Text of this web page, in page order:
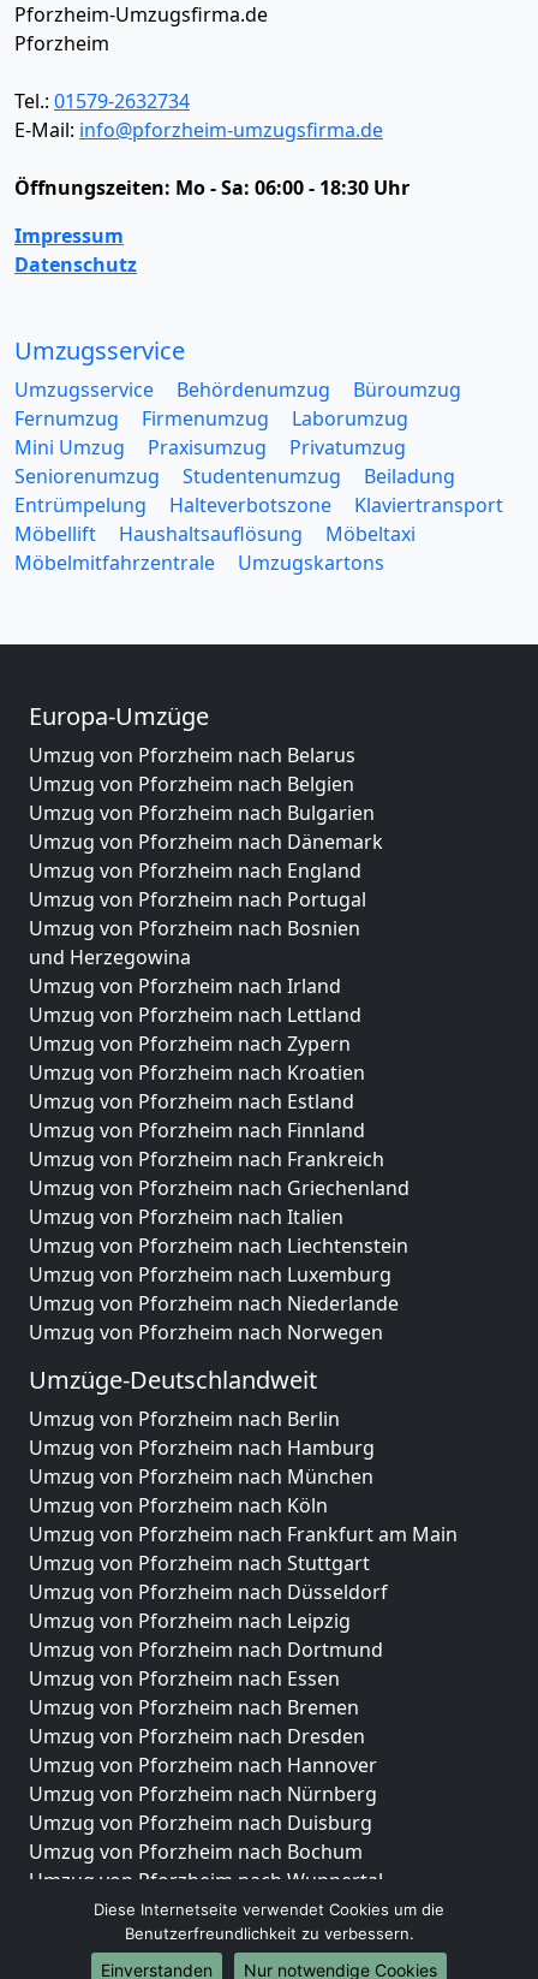
Pforzheim-Umzugsfirma.de
Pforzheim
Tel.: 01579-2632734
E-Mail: info@pforzheim-umzugsfirma.de
Öffnungszeiten: Mo - Sa: 06:00 - 18:30 Uhr
Impressum
Datenschutz
Umzugsservice
Umzugsservice Behördenumzug
Büroumzug
Fernumzug
Firmenumzug
Laborumzug
Mini Umzug
Praxisumzug
Privatumzug
Seniorenumzug
Studentenumzug
Beiladung
Entrümpelung
Halteverbotszone
Klaviertransport
Möbellift
Haushaltsauflösung
Möbeltaxi
Möbelmitfahrzentrale
Umzugskartons
Europa-Umzüge
Umzug von Pforzheim nach Belarus
Umzug von Pforzheim nach Belgien
Umzug von Pforzheim nach Bulgarien
Umzug von Pforzheim nach Dänemark
Umzug von Pforzheim nach England
Umzug von Pforzheim nach Portugal
Umzug von Pforzheim nach Bosnien
und Herzegowina
Umzug von Pforzheim nach Irland
Umzug von Pforzheim nach Lettland
Umzug von Pforzheim nach Zypern
Umzug von Pforzheim nach Kroatien
Umzug von Pforzheim nach Estland
Umzug von Pforzheim nach Finnland
Umzug von Pforzheim nach Frankreich
Umzug von Pforzheim nach Griechenland
Umzug von Pforzheim nach Italien
Umzug von Pforzheim nach Liechtenstein
Umzug von Pforzheim nach Luxemburg
Umzug von Pforzheim nach Niederlande
Umzug von Pforzheim nach Norwegen
Umzüge-Deutschlandweit
Umzug von Pforzheim nach Berlin
Umzug von Pforzheim nach Hamburg
Umzug von Pforzheim nach München
Umzug von Pforzheim nach Köln
Umzug von Pforzheim nach Frankfurt am Main
Umzug von Pforzheim nach Stuttgart
Umzug von Pforzheim nach Düsseldorf
Umzug von Pforzheim nach Leipzig
Umzug von Pforzheim nach Dortmund
Umzug von Pforzheim nach Essen
Umzug von Pforzheim nach Bremen
Umzug von Pforzheim nach Dresden
Umzug von Pforzheim nach Hannover
Umzug von Pforzheim nach Nürnberg
Umzug von Pforzheim nach Duisburg
Umzug von Pforzheim nach Bochum
Umzug von Pforzheim nach Wuppertal
Umzug von Pforzheim nach Bielefeld
Umzug von Pforzheim nach Bonn
Umzug von Pforzheim nach Münster
Diese Internetseite verwendet Cookies um die
Benutzerfreundlichkeit zu verbessern.
Einverstanden
Nur notwendige Cookies